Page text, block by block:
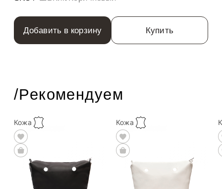
Добавить в корзину Купить
/Рекомендуем
Кожа Кожа